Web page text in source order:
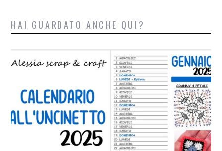
HAI GUARDATO ANCHE QUI?